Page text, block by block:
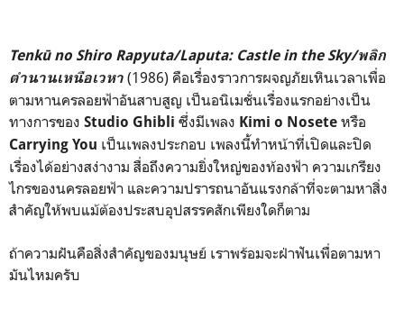
Tenkū no Shiro Rapyuta/Laputa: Castle in the Sky/พลิก
ตำนานเหนือเวหา (1986) คือเรื่องราวการผจญภัยเหินเวลาเพื่อ
ตามหานครลอยฟ้าอันสาบสูญ เป็นอนิเมชั่นเรื่องแรกอย่างเป็น
ทางการของ Studio Ghibli ซึ่งมีเพลง Kimi o Nosete หรือ
Carrying You เป็นเพลงประกอบ เพลงนี้ทำหน้าที่เปิดและปิด
เรื่องได้อย่างสง่างาม สื่อถึงความยิ่งใหญ่ของท้องฟ้า ความเกรียง
ไกรของนครลอยฟ้า และความปรารถนาอันแรงกล้าที่จะตามหาสิ่ง
สำคัญให้พบแม้ต้องประสบอุปสรรคสักเพียงใดก็ตาม
ถ้าความฝันคือสิ่งสำคัญของมนุษย์ เราพร้อมจะฝ่าฟันเพื่อตามหา
มันไหมครับ